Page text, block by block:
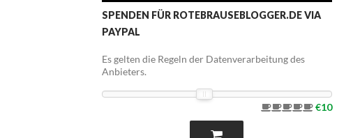
SPENDEN FÜR ROTEBRAUSEBLOGGER.DE VIA
PAYPAL
Es gelten die Regeln der Datenverarbeitung des
Anbieters.
€10